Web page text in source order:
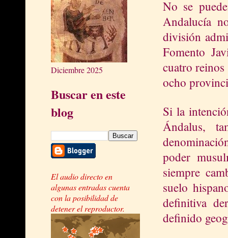
Diciembre 2025
Buscar en este
blog
El audio directo en
algunas entradas cuenta
con la posibilidad de
detener el reproductor.
No se
Andalucía
división
Fomento
cuatro
ocho
Si la
Ándalus,
poder
siempre
suelo
definitiva
definido